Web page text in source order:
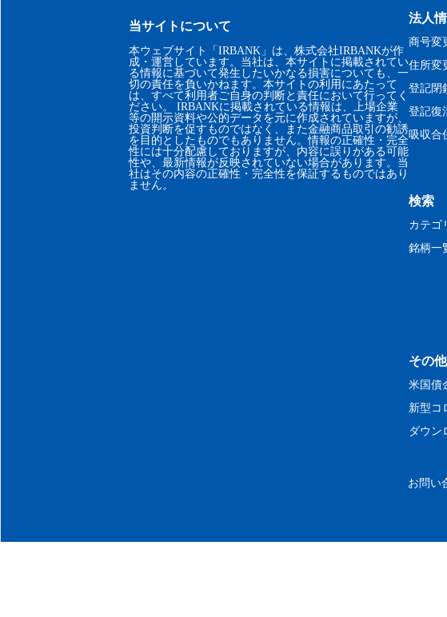
当サイトについて
本ウェブサイト「IRBANK」は、株式会社IRBANKが作
成・運営しています。当社は、本サイトに掲載されてい
る情報に基づいて発生したいかなる損害についても、一
切の責任を負いかねます。本サイトの利用にあたって
は、すべて利用者ご自身の判断と責任において行ってく
ださい。 IRBANKに掲載されている情報は、上場企業
等の開示資料や公的データを元に作成されていますが、
投資判断を促すものではなく、また金融商品取引の勧誘
を目的としたものでもありません。情報の正確性・完全
性には十分配慮しておりますが、内容に誤りがある可能
性や、最新情報が反映されていない場合があります。当
社はその内容の正確性・完全性を保証するものではあり
ません。
法人
商号変
住所変
登記閉
登記復
吸収合
検索
カテゴ
銘柄一
その他
米国債
新型コ
ダウン
お問い